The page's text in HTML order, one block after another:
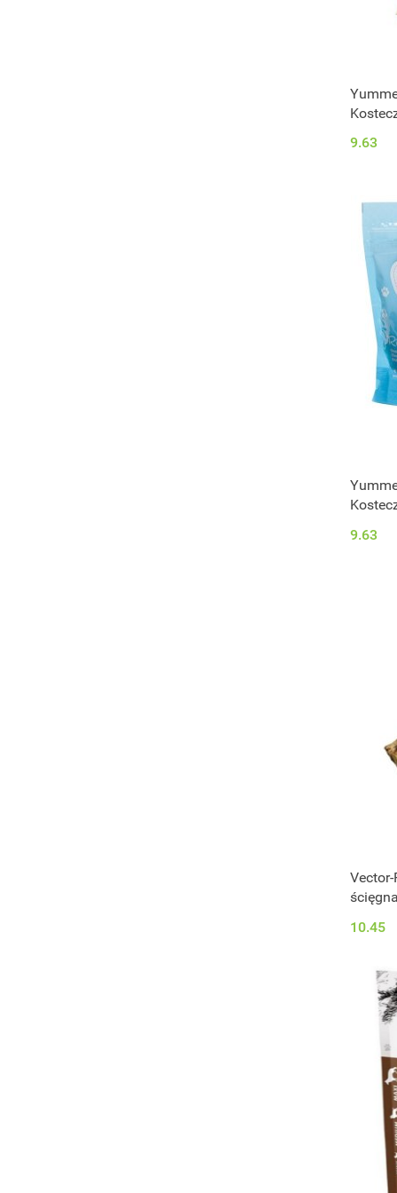
9.63
9.63
10.45